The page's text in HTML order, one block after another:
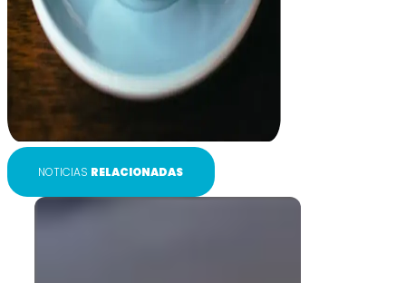
NOTICIAS RELACIONADAS